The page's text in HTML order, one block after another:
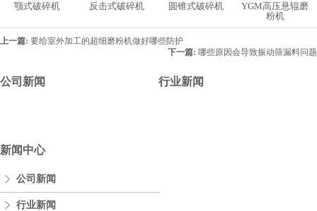
颚式破碎机 反击式破碎机 圆锥式破碎机
YGM高压悬辊磨
粉机
上一篇: 要给室外加工的超细磨粉机做好哪些防护
下一篇: 哪些原因会导致振动筛漏料问题
公司新闻 行业新闻
新闻中心
公司新闻
行业新闻